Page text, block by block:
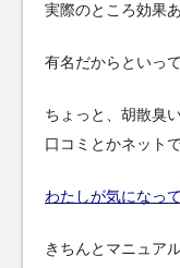
実際のところ効果
有名だからといっ
ちょっと、胡散臭
口コミとかネット
わたしが気になっ
きちんとマニュア